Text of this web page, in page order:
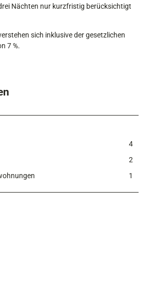
Nächten nur kurzfristig berücksichtigt
sich inklusive der gesetzlichen
7 %.
4
2
1